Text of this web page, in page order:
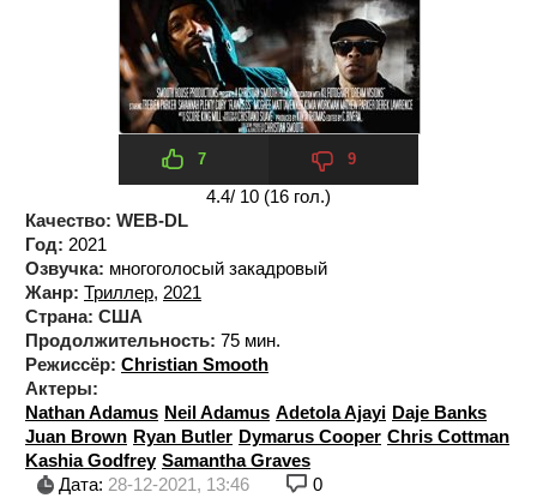
7 9
4.4/ 10 (16 гол.)
Качество: WEB-DL
Год: 2021
Озвучка: многоголосый закадровый
Жанр: Триллер, 2021
Страна: США
Продолжительность: 75 мин.
Режиссёр: Christian Smooth
Актеры:
Nathan Adamus Neil Adamus Adetola Ajayi Daje Banks
Juan Brown Ryan Butler Dymarus Cooper Chris Cottman
Kashia Godfrey Samantha Graves
Дата: 28-12-2021, 13:46 0